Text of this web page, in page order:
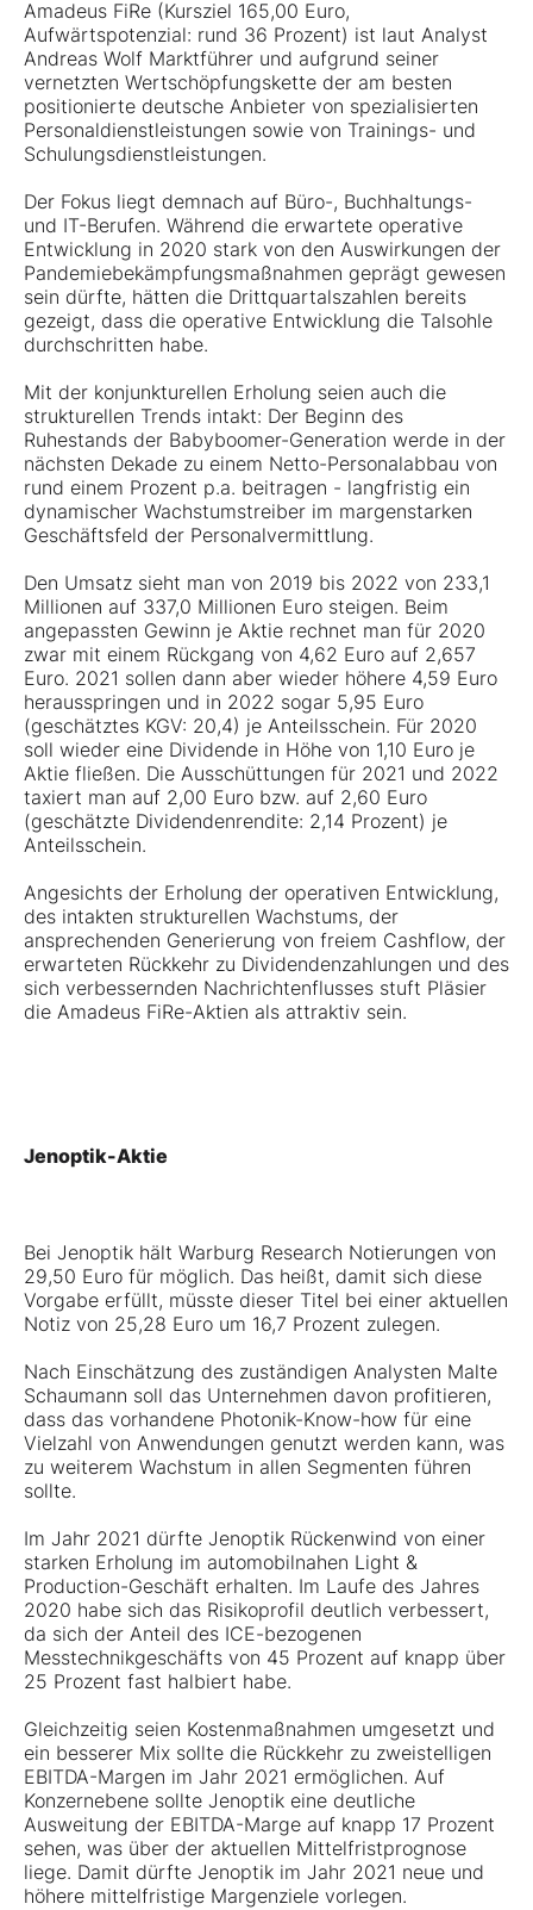
Amadeus FiRe (Kursziel 165,00 Euro,
Aufwärtspotenzial: rund 36 Prozent) ist laut Analyst
Andreas Wolf Marktführer und aufgrund seiner
vernetzten Wertschöpfungskette der am besten
positionierte deutsche Anbieter von spezialisierten
Personaldienstleistungen sowie von Trainings- und
Schulungsdienstleistungen.
Der Fokus liegt demnach auf Büro-, Buchhaltungs-
und IT-Berufen. Während die erwartete operative
Entwicklung in 2020 stark von den Auswirkungen der
Pandemiebekämpfungsmaßnahmen geprägt gewesen
sein dürfte, hätten die Drittquartalszahlen bereits
gezeigt, dass die operative Entwicklung die Talsohle
durchschritten habe.
Mit der konjunkturellen Erholung seien auch die
strukturellen Trends intakt: Der Beginn des
Ruhestands der Babyboomer-Generation werde in der
nächsten Dekade zu einem Netto-Personalabbau von
rund einem Prozent p.a. beitragen - langfristig ein
dynamischer Wachstumstreiber im margenstarken
Geschäftsfeld der Personalvermittlung.
Den Umsatz sieht man von 2019 bis 2022 von 233,1
Millionen auf 337,0 Millionen Euro steigen. Beim
angepassten Gewinn je Aktie rechnet man für 2020
zwar mit einem Rückgang von 4,62 Euro auf 2,657
Euro. 2021 sollen dann aber wieder höhere 4,59 Euro
herausspringen und in 2022 sogar 5,95 Euro
(geschätztes KGV: 20,4) je Anteilsschein. Für 2020
soll wieder eine Dividende in Höhe von 1,10 Euro je
Aktie fließen. Die Ausschüttungen für 2021 und 2022
taxiert man auf 2,00 Euro bzw. auf 2,60 Euro
(geschätzte Dividendenrendite: 2,14 Prozent) je
Anteilsschein.
Angesichts der Erholung der operativen Entwicklung,
des intakten strukturellen Wachstums, der
ansprechenden Generierung von freiem Cashflow, der
erwarteten Rückkehr zu Dividendenzahlungen und des
sich verbessernden Nachrichtenflusses stuft Pläsier
die Amadeus FiRe-Aktien als attraktiv sein.
Jenoptik-Aktie
Bei Jenoptik hält Warburg Research Notierungen von
29,50 Euro für möglich. Das heißt, damit sich diese
Vorgabe erfüllt, müsste dieser Titel bei einer aktuellen
Notiz von 25,28 Euro um 16,7 Prozent zulegen.
Nach Einschätzung des zuständigen Analysten Malte
Schaumann soll das Unternehmen davon profitieren,
dass das vorhandene Photonik-Know-how für eine
Vielzahl von Anwendungen genutzt werden kann, was
zu weiterem Wachstum in allen Segmenten führen
sollte.
Im Jahr 2021 dürfte Jenoptik Rückenwind von einer
starken Erholung im automobilnahen Light &
Production-Geschäft erhalten. Im Laufe des Jahres
2020 habe sich das Risikoprofil deutlich verbessert,
da sich der Anteil des ICE-bezogenen
Messtechnikgeschäfts von 45 Prozent auf knapp über
25 Prozent fast halbiert habe.
Gleichzeitig seien Kostenmaßnahmen umgesetzt und
ein besserer Mix sollte die Rückkehr zu zweistelligen
EBITDA-Margen im Jahr 2021 ermöglichen. Auf
Konzernebene sollte Jenoptik eine deutliche
Ausweitung der EBITDA-Marge auf knapp 17 Prozent
sehen, was über der aktuellen Mittelfristprognose
liege. Damit dürfte Jenoptik im Jahr 2021 neue und
höhere mittelfristige Margenziele vorlegen.